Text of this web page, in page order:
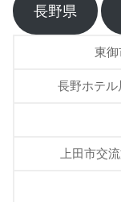
長野県
東
長野ホテ
上田市交